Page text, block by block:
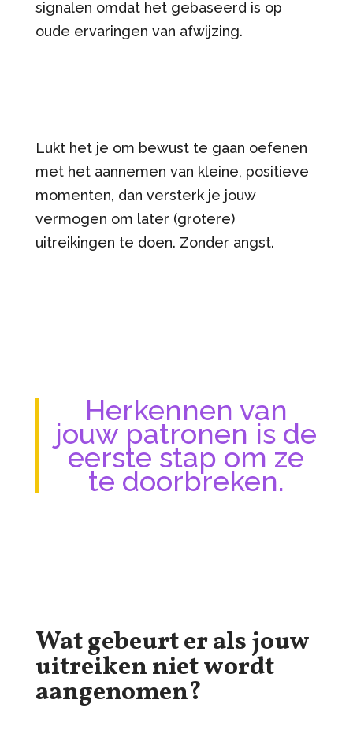
signalen omdat het gebaseerd is op
oude ervaringen van afwijzing.
Lukt het je om bewust te gaan oefenen
met het aannemen van kleine, positieve
momenten, dan versterk je jouw
vermogen om later (grotere)
uitreikingen te doen. Zonder angst.
Herkennen van
jouw patronen is de
eerste stap om ze
te doorbreken.
Wat gebeurt er als jouw
uitreiken niet wordt
aangenomen?